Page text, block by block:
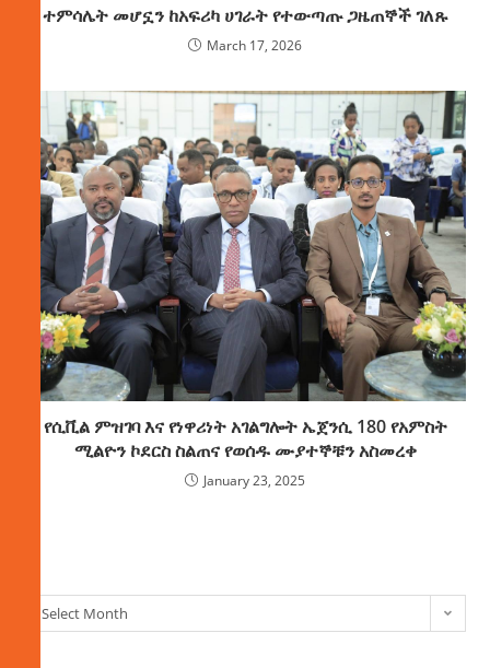
ተምሳሌት መሆኗን ከአፍሪካ ሀገራት የተውጣጡ ጋዜጠኞች ገለጹ
March 17, 2026
የሲቪል ምዝገባ እና የነዋሪነት አገልግሎት ኤጀንሲ 180 የአምስት
ሚልዮን ኮደርስ ስልጠና የወሰዱ ሙያተኞቹን አስመረቀ
January 23, 2025
Select Month